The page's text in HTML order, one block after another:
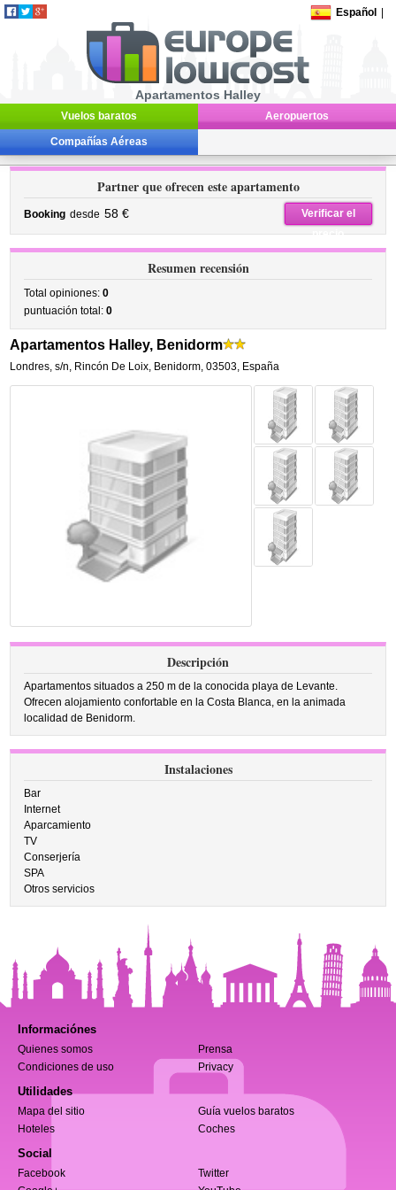
Español
Apartamentos Halley
Vuelos baratos Aeropuertos
Compañías Aéreas
Partner que ofrecen este apartamento
Booking desde 58 €
Verificar el
precio
Resumen recensión
Total opiniones:0
puntuación total:0
Apartamentos Halley, Benidorm
Londres, s/n, Rincón De Loix, Benidorm,03503, España
Descripción
Apartamentos situados a 250 m de la conocida playa de Levante.
Ofrecen alojamiento confortable en la Costa Blanca, en la animada
localidad de Benidorm.
Instalaciones
Bar
Internet
Aparcamiento
TV
Conserjería
SPA
Otros servicios
Informaciónes
Quienes somos
Prensa
Condiciones de uso
Privacy
Utilidades
Mapa del sitio
Guía vuelos baratos
Hoteles
Coches
Social
Facebook
Twitter